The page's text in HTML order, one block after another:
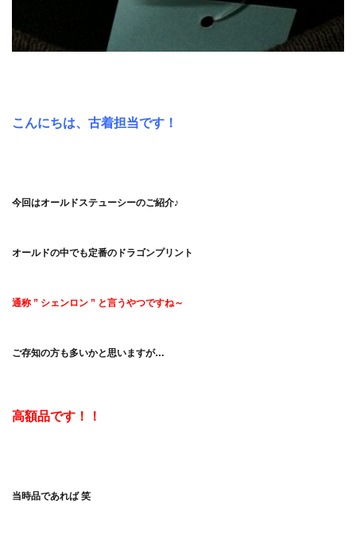
こんにちは、古着担当です！
今回はオールドステューシーのご紹介♪
オールドの中でも定番のドラゴンプリント
通称 ” シェンロン ” と言うやつですね～
ご存知の方も多いかと思いますが…
高額品です！！
当時品であれば 笑